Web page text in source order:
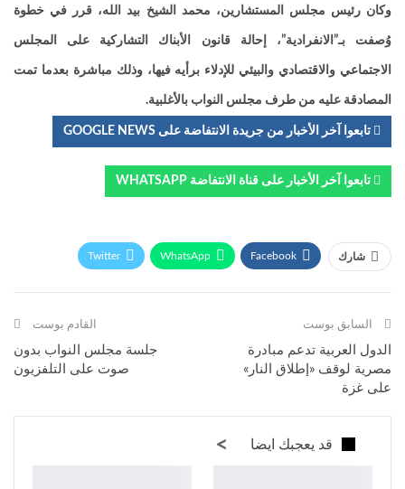
وكان رئيس مجلس المستشارين، محمد الشيخ بيد الله، قرر في خطوة
وُصفت بـ”الانفرادية”، إحالة قانون الأبناك التشاركية على المجلس
الاجتماعي والاقتصادي والبيئي للإدلاء برأيه فيها، وذلك مباشرة بعدما تمت
المصادقة عليه من طرف مجلس النواب بالأغلبية.
تابعوا آخر الأخبار من جريدة الانتفاضة على GOOGLE NEWS
تابعوا آخر الأخبار على قناة الانتفاضة WHATSAPP
شارك Facebook
WhatsApp
Twitter
السابق بوست
الدول العربية تدعم مبادرة
مصرية لوقف «إطلاق النار»
على غزة
القادم بوست
جلسة مجلس النواب بدون
صوت على التلفزيون
قد يعجبك ايضا